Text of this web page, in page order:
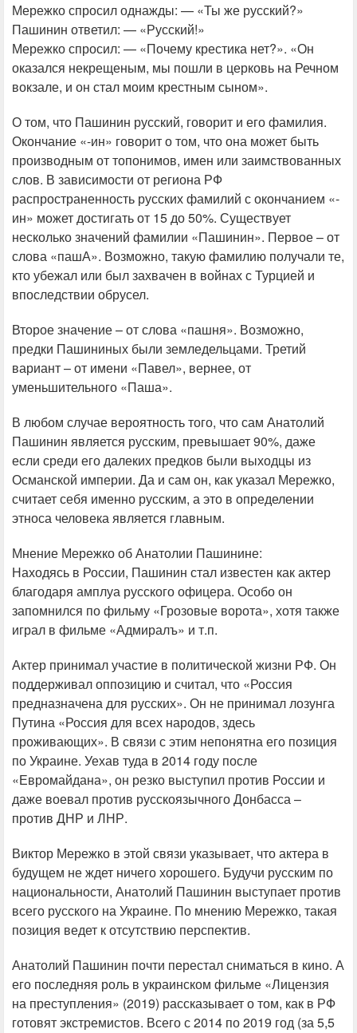
Мережко спросил однажды: — «Ты же русский?»
Пашинин ответил: — «Русский!»
Мережко спросил: — «Почему крестика нет?». «Он
оказался некрещеным, мы пошли в церковь на Речном
вокзале, и он стал моим крестным сыном».
О том, что Пашинин русский, говорит и его фамилия.
Окончание «-ин» говорит о том, что она может быть
производным от топонимов, имен или заимствованных
слов. В зависимости от региона РФ
распространенность русских фамилий с окончанием «-
ин» может достигать от 15 до 50%. Существует
несколько значений фамилии «Пашинин». Первое – от
слова «пашА». Возможно, такую фамилию получали те,
кто убежал или был захвачен в войнах с Турцией и
впоследствии обрусел.
Второе значение – от слова «пашня». Возможно,
предки Пашининых были земледельцами. Третий
вариант – от имени «Павел», вернее, от
уменьшительного «Паша».
В любом случае вероятность того, что сам Анатолий
Пашинин является русским, превышает 90%, даже
если среди его далеких предков были выходцы из
Османской империи. Да и сам он, как указал Мережко,
считает себя именно русским, а это в определении
этноса человека является главным.
Мнение Мережко об Анатолии Пашинине:
Находясь в России, Пашинин стал известен как актер
благодаря амплуа русского офицера. Особо он
запомнился по фильму «Грозовые ворота», хотя также
играл в фильме «Адмиралъ» и т.п.
Актер принимал участие в политической жизни РФ. Он
поддерживал оппозицию и считал, что «Россия
предназначена для русских». Он не принимал лозунга
Путина «Россия для всех народов, здесь
проживающих». В связи с этим непонятна его позиция
по Украине. Уехав туда в 2014 году после
«Евромайдана», он резко выступил против России и
даже воевал против русскоязычного Донбасса –
против ДНР и ЛНР.
Виктор Мережко в этой связи указывает, что актера в
будущем не ждет ничего хорошего. Будучи русским по
национальности, Анатолий Пашинин выступает против
всего русского на Украине. По мнению Мережко, такая
позиция ведет к отсутствию перспектив.
Анатолий Пашинин почти перестал сниматься в кино. А
его последняя роль в украинском фильме «Лицензия
на преступления» (2019) рассказывает о том, как в РФ
готовят экстремистов. Всего с 2014 по 2019 год (за 5,5